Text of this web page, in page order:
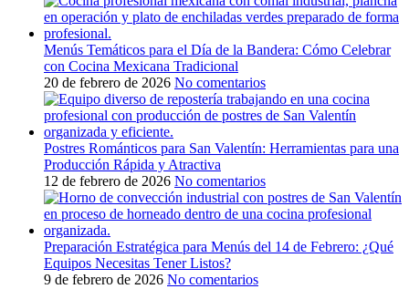
Menús Temáticos para el Día de la Bandera: Cómo Celebrar
con Cocina Mexicana Tradicional
20 de febrero de 2026 No comentarios
Postres Románticos para San Valentín: Herramientas para una
Producción Rápida y Atractiva
12 de febrero de 2026 No comentarios
Preparación Estratégica para Menús del 14 de Febrero: ¿Qué
Equipos Necesitas Tener Listos?
9 de febrero de 2026 No comentarios